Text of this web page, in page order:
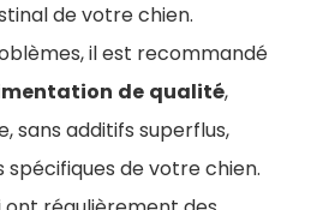
de votre chien.
il est recommandé
de qualité,
sans additifs superflus,
spécifiques de votre chien.